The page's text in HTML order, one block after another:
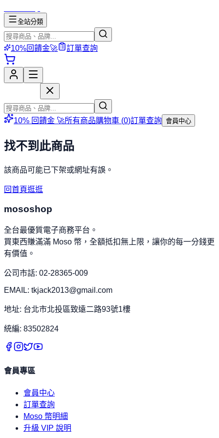
全站分類
10%回饋金🚀 訂單查詢
10% 回饋金 🚀所有商品購物車 (0)訂單查詢 會員中心
找不到此商品
該商品可能已下架或網址有誤。
回首頁逛逛
mososhop
全台最優質電子商務平台。
買東西賺滿滿 Moso 幣，全額抵扣無上限，讓你的每一分錢更
有價值。
公司市話: 02-28365-009
EMAIL: tkjack2013@gmail.com
地址: 台北市北投區致遠二路93號1樓
統編: 83502824
會員專區
會員中心
訂單查詢
Moso 幣明細
升級 VIP 說明